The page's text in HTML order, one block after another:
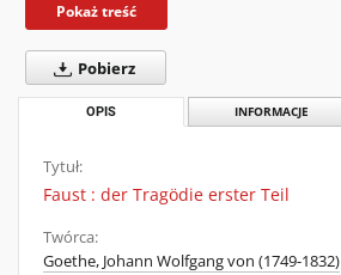
Pokaż treść
Pobierz
OPIS INFORMACJE
Tytuł:
Faust : der Tragödie erster Teil
Twórca:
Goethe, Johann Wolfgang von (1749-1832)